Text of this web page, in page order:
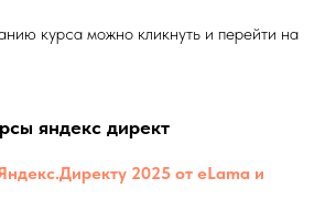
курса можно кликнуть и перейти на
яндекс директ
2025 от eLama и